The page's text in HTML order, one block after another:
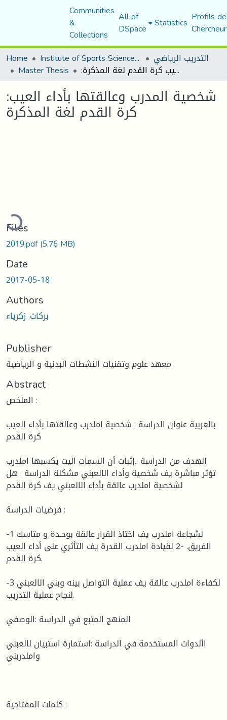
Communities
&
Collections
All of
DSpace Statistics Profils
Home
Institute of Sports Sciences and Techniques التدريب الرياضي
Master Thesis :شخصية المدرب وعالقتها بأداء العيب كرة القدم لغة المذكرة
:شخصية المدرب وعالقتها بأداء العيب
كرة القدم لغة المذكرة
Loading...
Files
2019.pdf(5.76 MB)
Date
2017-05-18
Authors
بركات, زكرياء
Publisher
معهد علوم وتقنيات النشطات البدنية و الرياضية
Abstract
الملخص :
بالعربية عنوان الدراسة : شخصية املدرب وعالقتها بأداء العيب
كرة القدم
الهدف من الدراسة :.إثبات أن السمات اليت يكسبها املدرب
تؤثر مباشرة يف شخصية وأداء الالعبني مشكلة الدراسة : هل
لشخصية املدرب عالقة بأداء الالعبني يف كرة القدم
فرضيات الدراسة :
-1 لشجاعة املدرب يف اختاذ القرار عالقة بوحـدة و متاسك
الفريق. -2 لقيادة املدرب القدرة يف التأثري على أداء العيب
كرة القدم.
-3 لكفاءة املدرب عالقة يف عملية التواصل بينه وبني الالعبني
لنجاح عملية التدريب.
المنهج المتبع في الدراسة :الوصفي
األدوات المستخدمة في الدراسة :استمارة استبيان لالعبني
واملدربني
كلمات المفتاحية :